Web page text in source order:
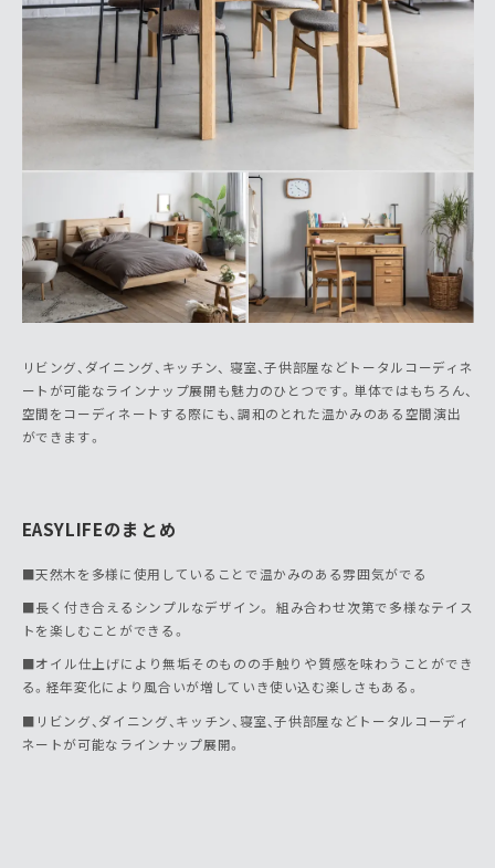
リビング、ダイニング、キッチン、 寝室、子供部屋などトータルコーディネ
ートが可能なラインナップ展開も魅力のひとつです。単体ではもちろん、
空間をコーディネートする際にも、調和のとれた温かみのある空間演出
ができます。
EASYLIFEのまとめ
■天然木を多様に使用していることで温かみのある雰囲気がでる
■長く付き合えるシンプルなデザイン。 組み合わせ次第で多様なテイス
トを楽しむことができる。
■オイル仕上げにより無垢そのものの手触りや質感を味わうことができ
る。経年変化により風合いが増していき使い込む楽しさもある。
■リビング、ダイニング、キッチン、寝室、子供部屋などトータルコーディ
ネートが可能なラインナップ展開。